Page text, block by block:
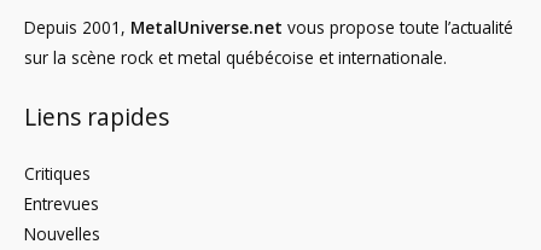
Depuis 2001, MetalUniverse.net vous propose toute l’actualité
sur la scène rock et metal québécoise et internationale.
Liens rapides
Critiques
Entrevues
Nouvelles